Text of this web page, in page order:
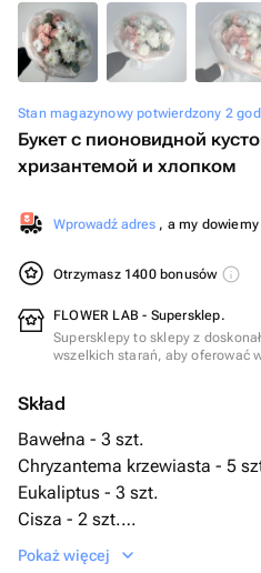
Stan magazynowy potwierdzony 2
Букет с пионовидной
хризантемой и хлопком
Wprowadź adres , a my
Otrzymasz 1400 bonusów
FLOWER LAB - Supersklep.
Supersklepy to sklepy z
wszelkich starań, aby oferować
Skład
Bawełna - 3 szt.
Chryzantema krzewiasta - 5
Eukaliptus - 3 szt.
Cisza - 2 szt.
Wstążka satynowa - 1 szt.
Pokaż więcej